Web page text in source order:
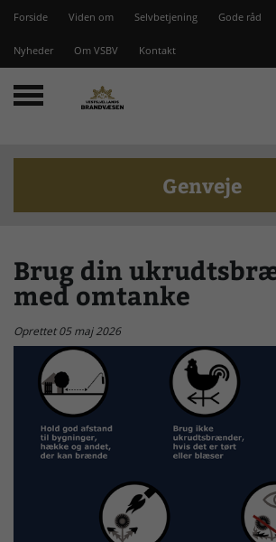
Forside Viden om Selvbetjening Gode råd
Nyheder Om VSBV Kontakt
Genveje
Bomme på Vesterlyng
Brandstationer
Døgnrapport
EAN nummer
Fyrværkeri
Brug din
med omtanke
Oprettet 05 maj 2026